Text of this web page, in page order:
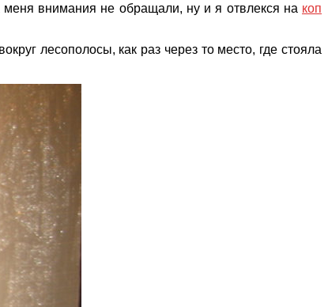
меня внимания не обращали, ну и я отвлекся на коп
лесополосы, как раз через то место, где стояла